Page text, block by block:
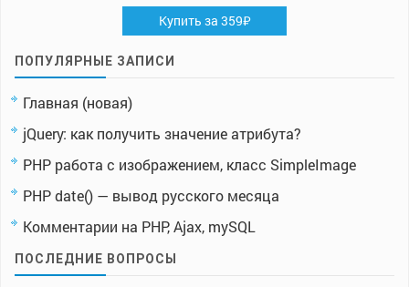
Купить за 359₽
ПОПУЛЯРНЫЕ ЗАПИСИ
Главная (новая)
jQuery: как получить значение атрибута?
PHP работа с изображением, класс SimpleImage
PHP date() — вывод русского месяца
Комментарии на PHP, Ajax, mySQL
ПОСЛЕДНИЕ ВОПРОСЫ